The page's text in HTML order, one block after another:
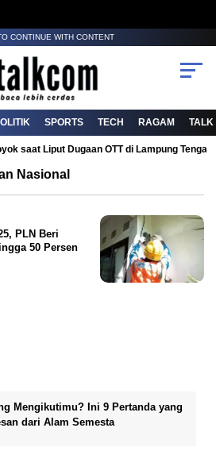
CONTINUE WITH CONTENT
SPORTS TECH RAGAM TALK
saat Liput Dugaan OTT di Lampung
Nasional
PLN Beri
50 Persen
Mengikutimu? Ini 9 Pertanda yang
dari Alam Semesta